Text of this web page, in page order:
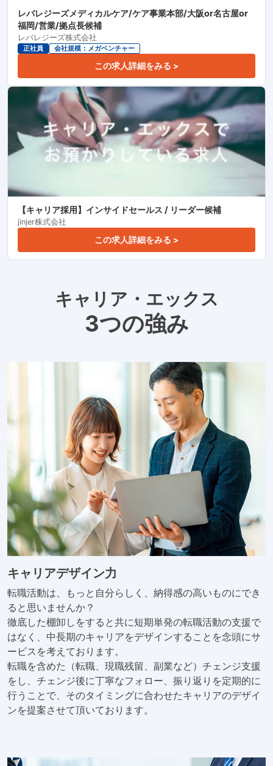
レバレジーズメディカルケア/ケア事業本部/大阪or名古屋or
福岡/営業/拠点長候補
レバレジーズ株式会社
正社員 会社規模：メガベンチャー
この求人詳細をみる >
【キャリア採用】インサイドセールス / リーダー候補
jinjer株式会社
この求人詳細をみる >
キャリア・エックス
3つの強み
キャリアデザイン力
転職活動は、もっと自分らしく、納得感の高いものにでき
ると思いませんか？
徹底した棚卸しをすると共に短期単発の転職活動の支援で
はなく、中長期のキャリアをデザインすることを念頭にサ
ービスを考えております。
転職を含めた（転職、現職残留、副業など）チェンジ支援
をし、チェンジ後に丁寧なフォロー、振り返りを定期的に
行うことで、そのタイミングに合わせたキャリアのデザイ
ンを提案させて頂いております。